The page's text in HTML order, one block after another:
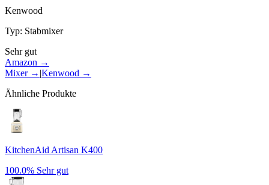
Kenwood
Typ: Stabmixer
Sehr gut
Amazon →
Mixer→ |Kenwood →
Ähnliche Produkte
KitchenAid Artisan K400
100.0% Sehr gut